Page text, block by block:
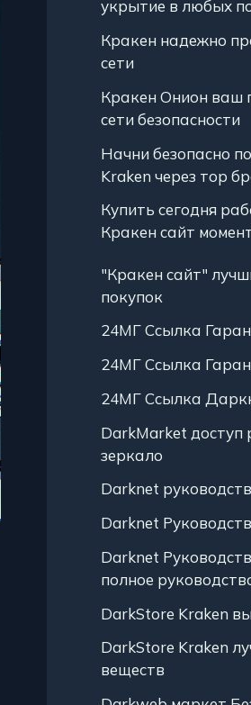
укрытие в любых
Кракен надежно
сети
Кракен Онион ваш
сети безопасности
Начни безопасно
Kraken через тор
Купить сегодня
Кракен сайт
"Кракен сайт"
покупок
24МГ Ссылка
24МГ Ссылка
24МГ Ссылка
DarkMarket доступ
зеркало
Darknet
Darknet
Darknet
полное
DarkStore Kraken
DarkStore Kraken
веществ